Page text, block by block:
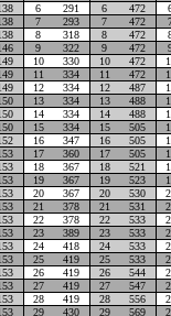
6 291 6 472
7 293 7 472
8 318 8 472
9 322 9 472
10 330 10 472
11 334 11 472
12 334 12 487
13 334 13 488
14 334 14 488
15 334 15 505
16 347 16 505
17 360 17 505
18 367 18 521
19 367 19 523
20 367 20 530
21 378 21 531
22 378 22 533
23 389 23 533
24 418 24 533
25 419 25 533
26 419 26 544
27 419 27 547
28 419 28 556
29 430 29 569